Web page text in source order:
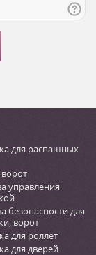
для распашных
ворот
управления
безопасности для
ворот
для роллет
для дверей